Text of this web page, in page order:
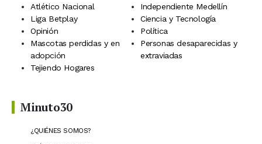
Atlético Nacional
Independiente Medellín
Liga Betplay
Ciencia y Tecnología
Opinión
Política
Mascotas perdidas y en
adopción
Personas desaparecidas y
extraviadas
Tejiendo Hogares
Minuto30
¿QUIÉNES SOMOS?